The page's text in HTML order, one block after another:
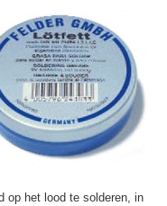
op het lood te solderen, in